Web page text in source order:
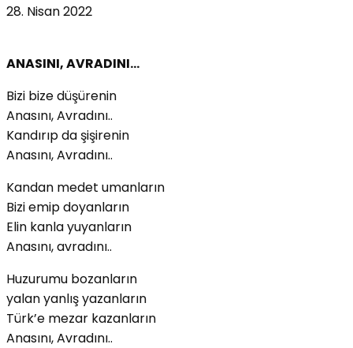
28. Nisan 2022
ANASINI, AVRADINI…
Bizi bize düşürenin
Anasını, Avradını..
Kandırıp da şişirenin
Anasını, Avradını..
Kandan medet umanların
Bizi emip doyanların
Elin kanla yuyanların
Anasını, avradını..
Huzurumu bozanların
yalan yanlış yazanların
Türk’e mezar kazanların
Anasını, Avradını..